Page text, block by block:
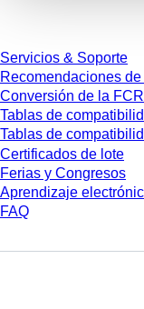
Servicios & Soporte
Recomendaciones
Conversión de la FCR
Tablas de
Tablas de
Certificados de lote
Ferias y Congresos
Aprendizaje
FAQ